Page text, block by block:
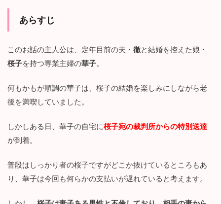
『
不
し
ま
し
た
最
終
回
を
徹
あらすじ
このお話の主人公は、定年目前の夫・ 徹と結婚を控えた娘・
桜子を持つ専業主婦の華子。
何もかもが順調の華子は、桜子の結婚を楽しみにしながら老
後を満喫していました。
しかしある日、華子の自宅に桜子宛の裁判所からの特別送達
が到着。
普段はしっかり者の桜子ですがどこか抜けているところもあ
り、華子は今回も何らかの支払いが遅れていると考えます。